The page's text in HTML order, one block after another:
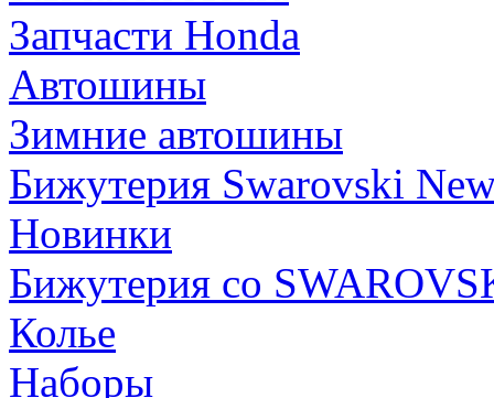
Запчасти Honda
Автошины
Зимние автошины
Бижутерия Swarovski
Новинки
Бижутерия со
Колье
Наборы